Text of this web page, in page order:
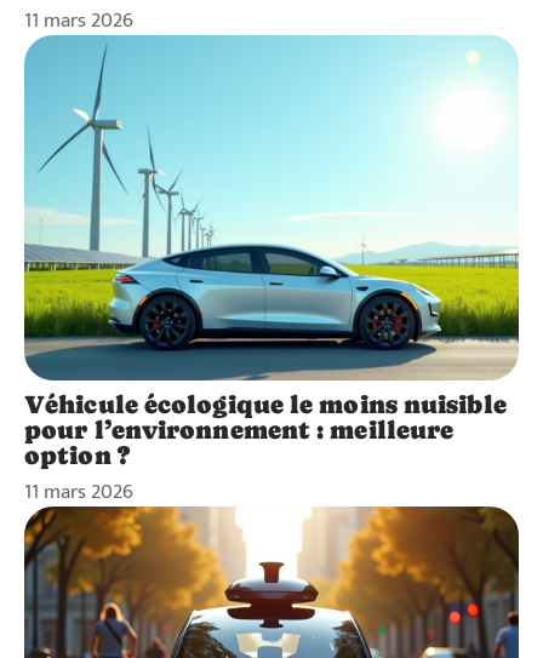
11 mars 2026
Véhicule écologique le moins nuisible
pour l’environnement : meilleure
option ?
11 mars 2026